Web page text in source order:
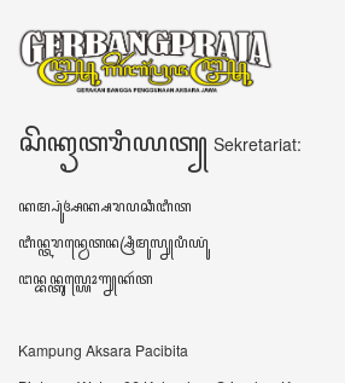
GERBANG PRAJA
JOGJA – Upaya pelestarian
IBTimes.ID-Yogyakarta-
dari...
VIDEO TERBARU